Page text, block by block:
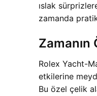
ıslak
zamanda
Zamanın
Rolex Yacht-
etkilerine
Bu özel çelik